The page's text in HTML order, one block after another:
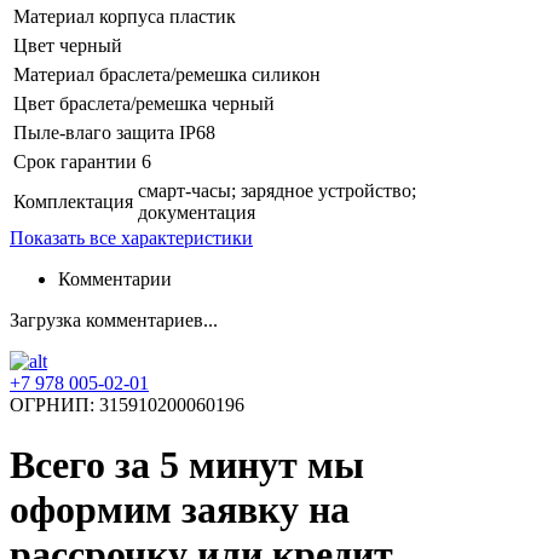
Материал корпуса пластик
Цвет черный
Материал браслета/ремешка силикон
Цвет браслета/ремешка черный
Пыле-влаго защита IP68
Срок гарантии 6
Комплектация
смарт-часы; зарядное устройство;
документация
Показать все характеристики
Комментарии
Загрузка комментариев...
+7 978 005-02-01
ОГРНИП: 315910200060196
Всего за 5 минут мы
оформим заявку на